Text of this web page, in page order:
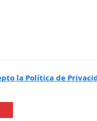
la Política de